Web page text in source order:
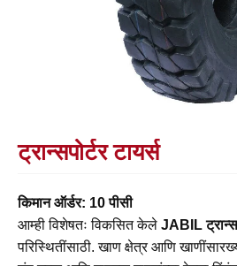
ट्रान्सपोर्टर टायर्स
किमान ऑर्डर: 10 पीसी
आम्ही विशेषतः विकसित केले JABIL
परिस्थितींसाठी. खाण क्षेत्र आणि